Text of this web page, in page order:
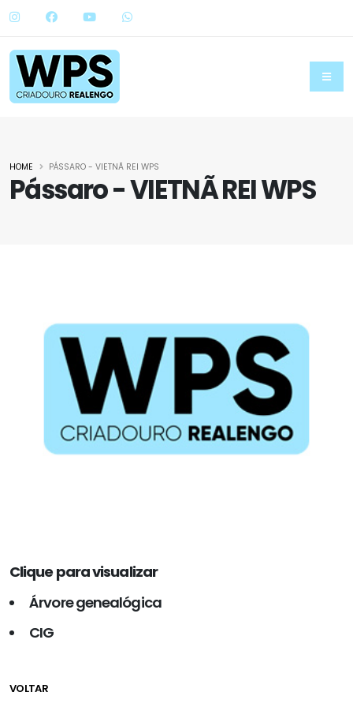
Pássaro - VIETNÃ REI WPS
HOME PÁSSARO - VIETNÃ REI WPS
Clique para visualizar
Árvore genealógica
CIG
VOLTAR